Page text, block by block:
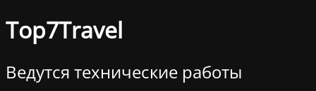
Top7Travel
Ведутся технические работы